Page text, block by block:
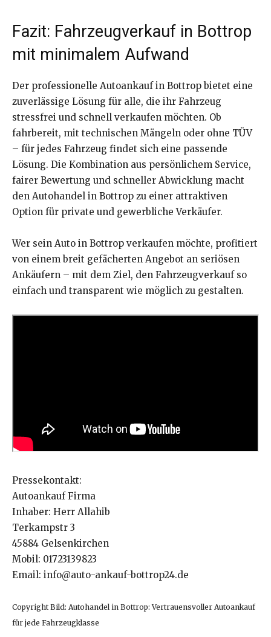
Fazit: Fahrzeugverkauf in Bottrop
mit minimalem Aufwand
Der professionelle Autoankauf in Bottrop bietet eine
zuverlässige Lösung für alle, die ihr Fahrzeug
stressfrei und schnell verkaufen möchten. Ob
fahrbereit, mit technischen Mängeln oder ohne TÜV
– für jedes Fahrzeug findet sich eine passende
Lösung. Die Kombination aus persönlichem Service,
fairer Bewertung und schneller Abwicklung macht
den Autohandel in Bottrop zu einer attraktiven
Option für private und gewerbliche Verkäufer.
Wer sein Auto in Bottrop verkaufen möchte, profitiert
von einem breit gefächerten Angebot an seriösen
Ankäufern – mit dem Ziel, den Fahrzeugverkauf so
einfach und transparent wie möglich zu gestalten.
Pressekontakt:
Autoankauf Firma
Inhaber: Herr Allahib
Terkampstr 3
45884 Gelsenkirchen
Mobil: 01723139823
Email: info@auto-ankauf-bottrop24.de
Copyright Bild: Autohandel in Bottrop: Vertrauensvoller Autoankauf
für jede Fahrzeugklasse